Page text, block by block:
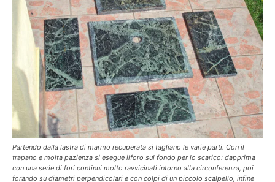
Partendo dalla lastra di marmo recuperata si tagliano le varie parti. Con il
trapano e molta pazienza si esegue ilforo sul fondo per lo scarico: dapprima
con una serie di fori continui molto ravvicinati intorno alla circonferenza, poi
forando su diametri perpendicolari e con colpi di un piccolo scalpello, infine